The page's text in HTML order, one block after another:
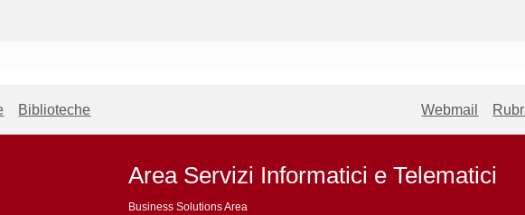
Biblioteche Webmail
Area Servizi Informatici e Telematici
Business Solutions Area